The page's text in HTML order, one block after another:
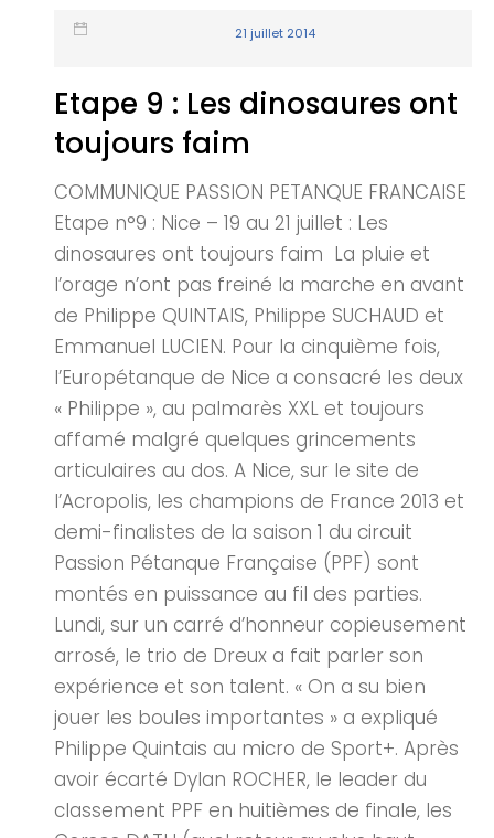
21 juillet 2014
Etape 9 : Les dinosaures ont
toujours faim
COMMUNIQUE PASSION PETANQUE FRANCAISE
Etape n°9 : Nice – 19 au 21 juillet : Les
dinosaures ont toujours faim La pluie et
l’orage n’ont pas freiné la marche en avant
de Philippe QUINTAIS, Philippe SUCHAUD et
Emmanuel LUCIEN. Pour la cinquième fois,
l’Europétanque de Nice a consacré les deux
« Philippe », au palmarès XXL et toujours
affamé malgré quelques grincements
articulaires au dos. A Nice, sur le site de
l’Acropolis, les champions de France 2013 et
demi-finalistes de la saison 1 du circuit
Passion Pétanque Française (PPF) sont
montés en puissance au fil des parties.
Lundi, sur un carré d’honneur copieusement
arrosé, le trio de Dreux a fait parler son
expérience et son talent. « On a su bien
jouer les boules importantes » a expliqué
Philippe Quintais au micro de Sport+. Après
avoir écarté Dylan ROCHER, le leader du
classement PPF en huitièmes de finale, les